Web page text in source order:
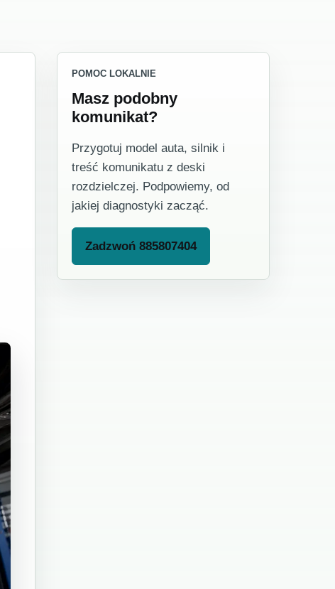
POMOC LOKALNIE
Masz podobny
komunikat?
Przygotuj model auta, silnik i
treść komunikatu z deski
rozdzielczej. Podpowiemy, od
jakiej diagnostyki zacząć.
Zadzwoń 885807404